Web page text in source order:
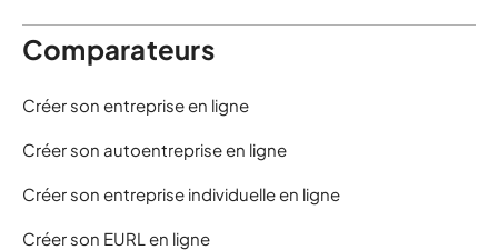
Comparateurs
Créer son entreprise en ligne
Créer son autoentreprise en ligne
Créer son entreprise individuelle en ligne
Créer son EURL en ligne